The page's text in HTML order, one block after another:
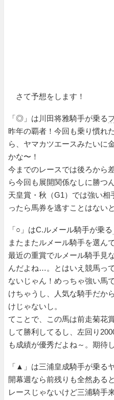
さて予想をします！
「◎」は川田将雅騎手が乗る
昨年の覇者！今回も乗り慣れ
ら、ヤマカツエースみたいに
かな〜！
今までのレースでは後ろから
ら今回も展開関係なしに勝つ
天皇賞・秋（G1）では強い
ったら馬券を逃すことはない
「○」はC.ルメール騎手が乗る
またまたルメール騎手を選ん
最近の重賞でルメール騎手見
んだよね…。とはいえ競馬っ
ないじゃん！めっちゃ強い馬
けちゃうし、人気な騎手だか
けじゃないし。
てことで、この馬は前走菊花
して勝利してるし、左回り
も成績が優秀だよね～。期待
「▲」は三浦皇成騎手が乗る
開幕週なら前残りも全然ある
レースじゃないけど三浦騎手